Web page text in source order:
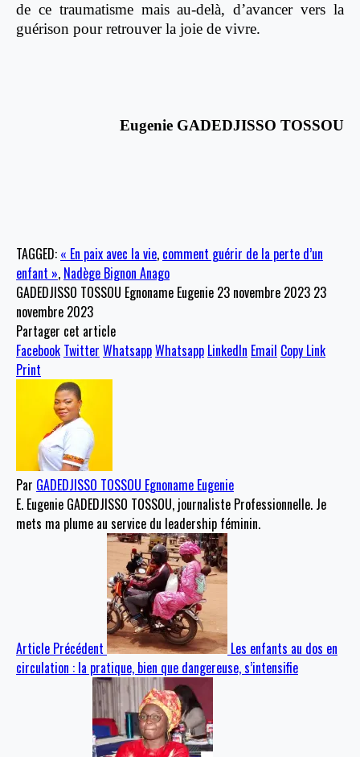
de ce traumatisme mais au-delà, d’avancer vers la
guérison pour retrouver la joie de vivre.
Eugenie GADEDJISSO TOSSOU
TAGGED: « En paix avec la vie, comment guérir de la perte d’un
enfant », Nadège Bignon Anago
GADEDJISSO TOSSOU Egnoname Eugenie 23 novembre 2023 23
novembre 2023
Partager cet article
Facebook Twitter WhatsappWhatsapp LinkedIn Email Copy Link
Print
Par GADEDJISSO TOSSOU Egnoname Eugenie
E. Eugenie GADEDJISSO TOSSOU, journaliste Professionnelle. Je
mets ma plume au service du leadership féminin.
Article Précédent
Les enfants au dos en
circulation : la pratique, bien que dangereuse, s’intensifie